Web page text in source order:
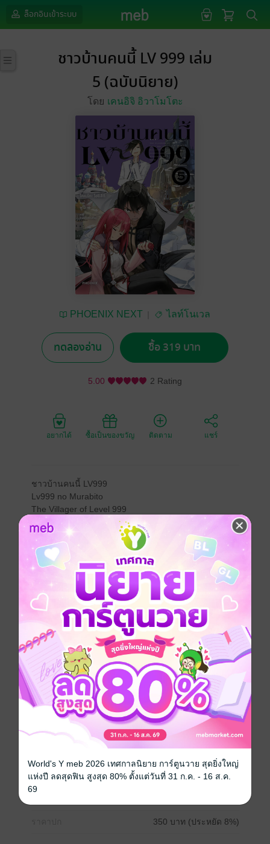
ล็อกอินเข้าระบบ
ชาวบ้านคนนี้ LV 999 เล่ม
5 (ฉบับนิยาย)
โดย เคนอิจิ อิวาโมโตะ
PHOENIX NEXT ไลท์โนเวล
ทดลองอ่าน ซื้อ 319 บาท
5.00 2 Rating
อยากได้ ซื้อเป็นของขวัญ ติดตาม แชร์
ชาวบ้านคนนี้ LV999
Lv999 no Murabito
The Villager of Level 999
ความเคียดแค้นปะทุเดือดพล่านในใจของคางามิ
เขาสูญเสียพวกพ้องไป โดยที่ไม่ได้อะไรกลับมาเลยแม้แต่
อย่างเดียว
ถึงอย่างนั้นก็มีแต่ต้องก้าวต่อไปข้างหน้า
เพื่อไล่ล่าคุรุสุที่หนีไป เพื่อปกป้องชีวิตของอลิซ และเพื่อ
ช่วยเอิร์ธเคลียร์
คางามิจึงมุ่งสู่รัสเซีย ประเทศแห่งแดนเหนือซึ่งปกครอง
ราชอาณาจักรฟอร์ทิเนีย
หนังสือแปล ตลก ผจญภัย แฟนตาซี
ต่างโลก
ซีรีส์ ชาวบ้านคนนี้ LV 999
วันที่วางขาย 23 มีนาคม 2564
350 บาท (ประหยัด 8%)
World's Y meb 2026 เทศกาลนิยาย การ์ตูนวาย สุดยิ่งใหญ่
แห่งปี ลดสุดฟิน สูงสุด 80% ตั้งแต่วันที่ 31 ก.ค. - 16 ส.ค.
69